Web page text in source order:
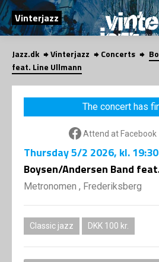
Vinterjazz
Jazz.dk Vinterjazz Concerts
feat. Line Ullmann
The concert has
Attend at Facebook
Thursday5/2 2026, kl. 19:30
Boysen/Andersen Band
Metronomen , Frederiksberg
Classic jazz DKK 100 kr.